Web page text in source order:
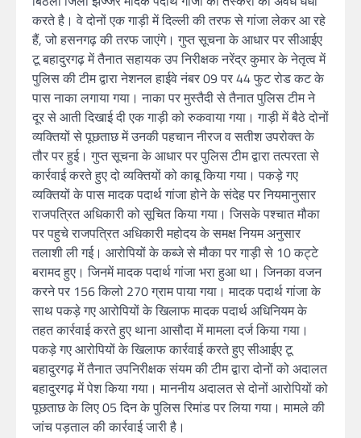
करते है। वे दोनों एक गाड़ी में दिल्ली की तरफ से गांजा लेकर आ रहे
हैं, जो हसनगढ़ की तरफ जाएंगे। गुप्त सूचना के आधार पर सीआईए
टू बहादुरगढ़ में तैनात सहायक उप निरीक्षक नरेंद्र कुमार के नेतृत्व में
पुलिस की टीम द्वारा नेशनल हाईवे नंबर 09 पर 44 फुट रोड कट के
पास नाका लगाया गया। नाका पर मुस्तैदी से तैनात पुलिस टीम ने
दूर से आती दिखाई दी एक गाड़ी को रुकवाया गया। गाड़ी में बैठे दोनों
व्यक्तियों से पूछताछ में उनकी पहचान नीरज व सतीश उपरोक्त के
तौर पर हुई। गुप्त सूचना के आधार पर पुलिस टीम द्वारा तत्परता से
कार्रवाई करते हुए दो व्यक्तियों को काबू किया गया। पकड़े गए
व्यक्तियों के पास मादक पदार्थ गांजा होने के संदेह पर नियमानुसार
राजपत्रित अधिकारी को सूचित किया गया। जिसके पश्चात मौका
पर पहुचे राजपत्रित अधिकारी महोदय के समक्ष नियम अनुसार
तलाशी ली गई। आरोपियों के कब्जे से मौका पर गाड़ी से 10 कट्टे
बरामद हुए। जिनमें मादक पदार्थ गांजा भरा हुआ था। जिनका वजन
करने पर 156 किलो 270 ग्राम पाया गया। मादक पदार्थ गांजा के
साथ पकड़े गए आरोपियों के खिलाफ मादक पदार्थ अधिनियम के
तहत कार्रवाई करते हुए थाना आसौदा में मामला दर्ज किया गया।
पकड़े गए आरोपियों के खिलाफ कार्रवाई करते हुए सीआईए टू
बहादुरगढ़ में तैनात उपनिरीक्षक संयम की टीम द्वारा दोनों को अदालत
बहादुरगढ़ में पेश किया गया। माननीय अदालत से दोनों आरोपियों को
पूछताछ के लिए 05 दिन के पुलिस रिमांड पर लिया गया। मामले की
जांच पड़ताल की कार्रवाई जारी है।